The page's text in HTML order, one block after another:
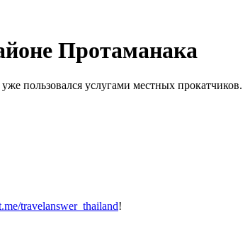
Протаманака
пользовался услугами местных прокатчиков.
travelanswer_thailand!